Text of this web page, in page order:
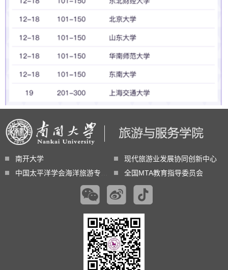
南开大学
现代旅游业发展协同创新中心
中国太平洋学会海洋旅游专业委员会
全国MTA教育指导委员会